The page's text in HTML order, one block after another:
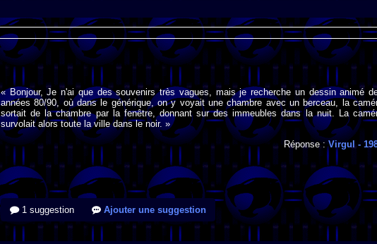
« Bonjour, Je n'ai que des souvenirs très vagues, mais je recherche un dessin animé
années 80/90, où dans le générique, on y voyait une chambre avec un berceau, la
sortait de la chambre par la fenêtre, donnant sur des immeubles dans la nuit. La
survolait alors toute la ville dans le noir. »
Réponse :Virgul-
1 suggestion Ajouter une suggestion